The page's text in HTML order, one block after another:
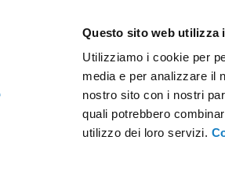
Questo sito web utilizza
Utilizziamo i cookie per
media e per analizzare il
nostro sito con i nostri
quali potrebbero
utilizzo dei loro servizi.
Retail e Ho.Re.Ca. Vending e OCS